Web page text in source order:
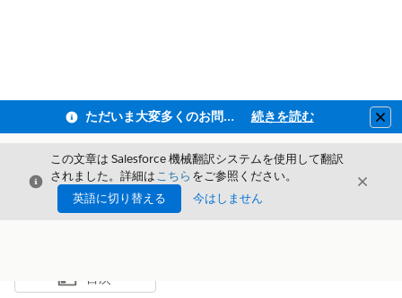
ただいま大変多くのお問い合わせをいただいており、ご連絡までにお時間を頂戴しております 続きを読む
閉じる
この文章は Salesforce 機械翻訳システムを使用して翻訳
されました。詳細はこちら をご参照ください。
英語に切り替える
今はしません
閉じる
目次を表示
目次